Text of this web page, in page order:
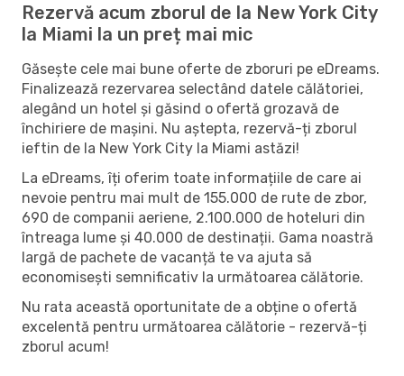
Rezervă acum zborul de la New York City
la Miami la un preț mai mic
Găsește cele mai bune oferte de zboruri pe eDreams.
Finalizează rezervarea selectând datele călătoriei,
alegând un hotel și găsind o ofertă grozavă de
închiriere de mașini. Nu aștepta, rezervă-ți zborul
ieftin de la New York City la Miami astăzi!
La eDreams, îți oferim toate informațiile de care ai
nevoie pentru mai mult de 155.000 de rute de zbor,
690 de companii aeriene, 2.100.000 de hoteluri din
întreaga lume și 40.000 de destinații. Gama noastră
largă de pachete de vacanță te va ajuta să
economisești semnificativ la următoarea călătorie.
Nu rata această oportunitate de a obține o ofertă
excelentă pentru următoarea călătorie - rezervă-ți
zborul acum!